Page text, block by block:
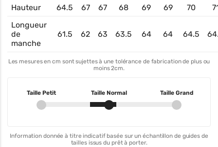
Hauteur 64.5 67 67 68 69 69 70
Longueur
de
manche
61.5 62 63 63.5 64 64 64.5
Les mesures en cm sont sujettes à une tolérance de fabrication de plus ou
moins 2cm.
Taille Petit Taille Normal Taille Grand
Information donnée à titre indicatif basée sur un échantillon de guides de
tailles issus du prêt à porter.